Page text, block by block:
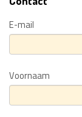
E-mail
Voornaam